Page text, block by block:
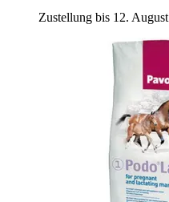
Zustellung bis 12. August